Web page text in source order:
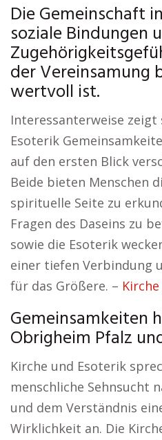
Die Gemeinschaft
soziale Bindungen
der Vereinsamung
wertvoll ist.
Interessanterweise zeigt
Esoterik
auf den ersten Blick
Beide bieten Menschen
spirituelle Seite zu
Fragen des Daseins zu
sowie die Esoterik
einer tiefen Verbindung
für das Größere. –
Gemeinsamkeiten
Obrigheim Pfalz
Kirche und Esoterik
menschliche Sehnsucht
und dem Verständnis
Wirklichkeit an. Die